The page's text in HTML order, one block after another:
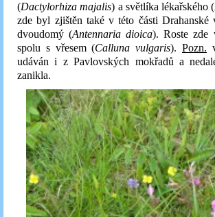
(Dactylorhiza majalis) a světlíka lékařského (
zde byl zjištěn také v této části
dvoudomý (Antennaria dioica). Roste zde
spolu s vřesem (Calluna vulgaris).Pozn.
udáván i z Pavlovských mokřadů a
zanikla.